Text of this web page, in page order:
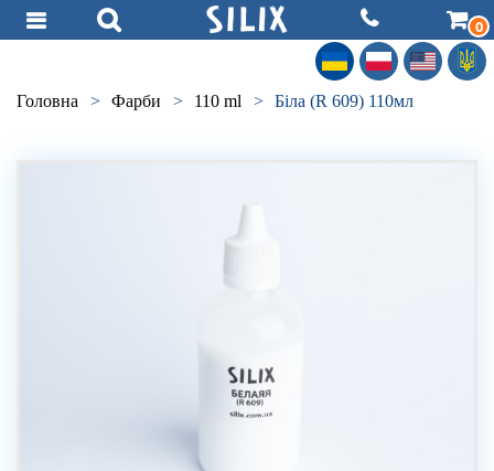
0
Головна > Фарби > 110 ml > Біла (R 609) 110мл